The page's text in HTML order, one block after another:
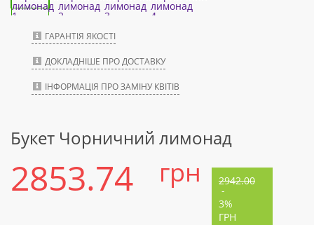
ГАРАНТІЯ ЯКОСТІ
ДОКЛАДНІШЕ ПРО ДОСТАВКУ
ІНФОРМАЦІЯ ПРО ЗАМІНУ КВІТІВ
Букет Чорничний лимонад
2853.74 грн 2942.00
-
3%
ГРН